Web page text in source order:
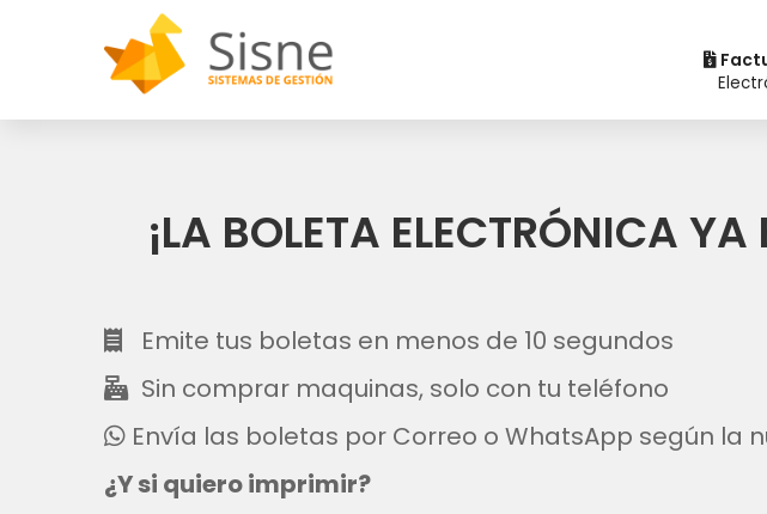
¡LA BOLETA ELECTRÓNICA
Emite tus boletas en menos de 10 segundos
Sin comprar maquinas, solo con tu teléfono
Envía las boletas por Correo o WhatsApp según la
¿Y si quiero imprimir?